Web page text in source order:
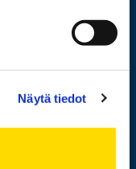
Näytä tiedot